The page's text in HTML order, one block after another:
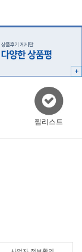
찜리스트